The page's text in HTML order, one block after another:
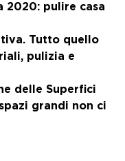
2020: pulire casa
Tutto quello
pulizia e
delle Superfici
grandi non ci